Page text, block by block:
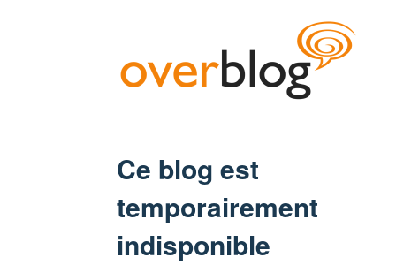
Ce blog est
temporairement
indisponible